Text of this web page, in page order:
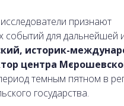
признают
событий для дальнейшей
историк-
центра
темным пятном в
государства.